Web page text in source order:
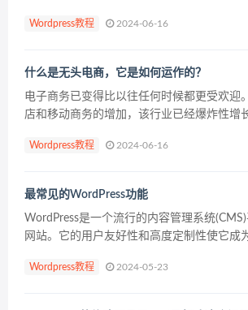
和可重复使用的代码，使其更易于...
Wordpress教程 2024-06-16
什么是无头电商，它是如何运作的？
电子商务已变得比以往任何时候都更受欢迎
店和移动商务的增加，该行业已经爆炸性增
易。 但是，在线零售商如何才能跟上这些
Wordpress教程 2024-06-16
最常见的WordPress功能
WordPress是一个流行的内容管理系统
网站。它的用户友好性和高度定制性使它成
码。我们提供了如何将这些功能整合...
Wordpress教程 2024-05-23